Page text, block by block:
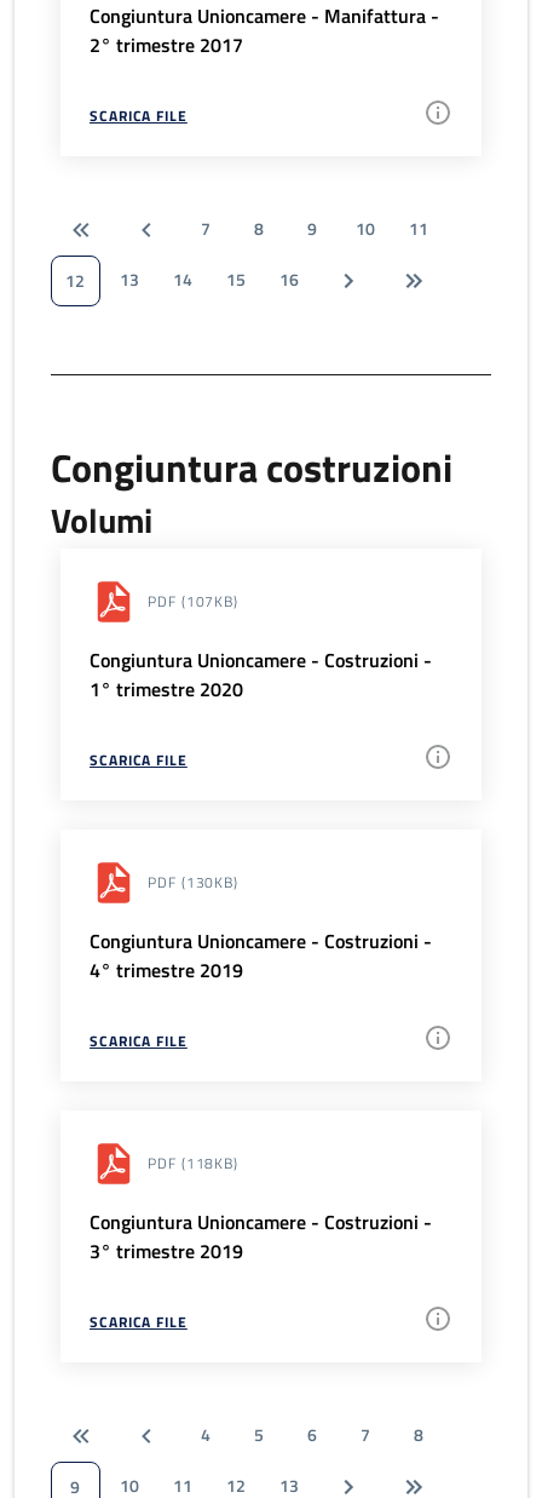
Congiuntura Unioncamere - Manifattura -
2° trimestre 2017
SCARICA FILE
7 8 9 10
11
12
13 14 15 16
Congiuntura costruzioni
Volumi
PDF (107KB)
Congiuntura Unioncamere - Costruzioni -
1° trimestre 2020
SCARICA FILE
PDF (130KB)
Congiuntura Unioncamere - Costruzioni -
4° trimestre 2019
SCARICA FILE
PDF (118KB)
Congiuntura Unioncamere - Costruzioni -
3° trimestre 2019
SCARICA FILE
4 5 6 7
8
9
10 11 12 13